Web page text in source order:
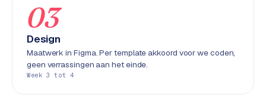
h
o
p
i
f
03
Design
Maatwerk in Figma. Per template akkoord voor we coden,
geen verrassingen aan het einde.
Week 3 tot 4